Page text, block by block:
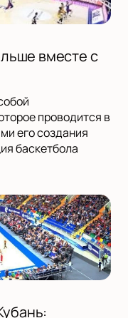
вместе с
проводится в
его создания
баскетбола